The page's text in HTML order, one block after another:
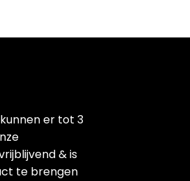
er tot 3
& is
te brengen